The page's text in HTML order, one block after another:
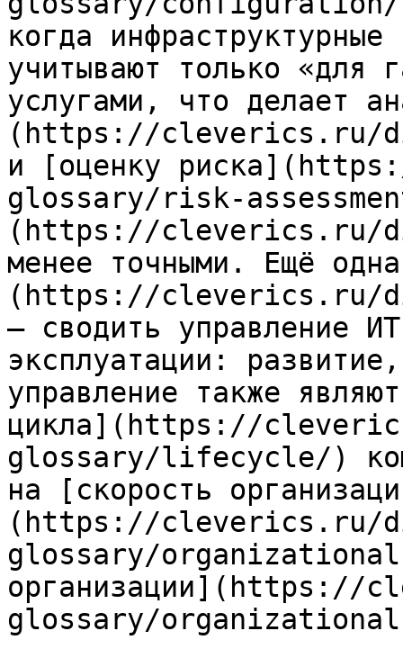
когда
учитывают только «для
услугами, что делает
(https://cleverics.ru/
и [оценку
glossary/risk-
(https://cleverics.ru/
менее точными. Ещё
(https://cleverics.ru/
— сводить управление
эксплуатации:
управление также
цикла](https://
glossary/lifecycle/)
на [скорость
(https://cleverics.ru/
glossary/
glossary/